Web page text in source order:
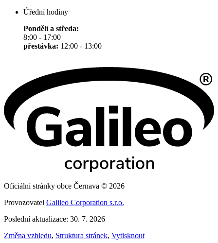
Úřední hodiny
Pondělí a středa:
8:00 - 17:00
přestávka: 12:00 - 13:00
Oficiální stránky obce Černava © 2026
Provozovatel Galileo Corporation s.r.o.
Poslední aktualizace: 30. 7. 2026
Změna vzhledu, Struktura stránek, Vytisknout